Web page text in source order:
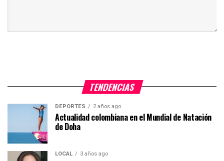
TENDENCIAS
DEPORTES 2 años ago
Actualidad colombiana en el Mundial de Natación
de Doha
LOCAL 3 años ago